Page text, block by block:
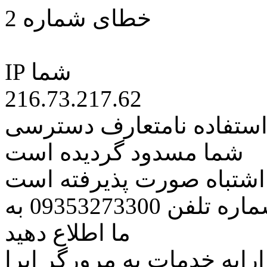
خطای شماره 2
IP شما
216.73.217.62
نامتعارف دسترسی
شما مسدود گردیده است
اشتباه صورت پذیرفته است
مراتب این مسئله را از طریق شماره تلفن 09353273300 به
ما اطلاع دهید
خدمات به مرورگر اپرا